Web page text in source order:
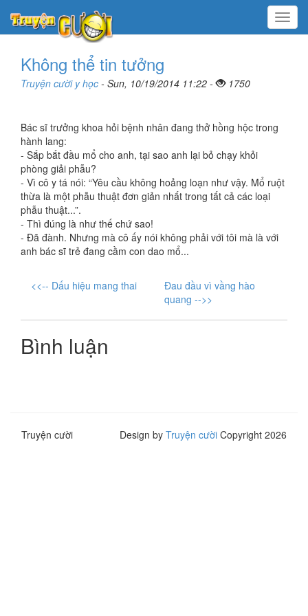
Menu
Không thể tin tưởng
Truyện cười y học - Sun, 10/19/2014 11:22 - 1750
Bác sĩ trưởng khoa hỏi bệnh nhân đang thở hồng hộc trong
hành lang:
- Sắp bắt đầu mổ cho anh, tại sao anh lại bỏ chạy khỏi
phòng giải phẫu?
- Vì cô y tá nói: “Yêu cầu không hoảng loạn như vậy. Mổ ruột
thừa là một phẫu thuật đơn giản nhất trong tất cả các loại
phẫu thuật...”.
- Thì đúng là như thế chứ sao!
- Đã đành. Nhưng mà cô ấy nói không phải với tôi mà là với
anh bác sĩ trẻ đang cầm con dao mổ...
<<-- Dấu hiệu mang thai
Đau đầu vì vầng hào
quang -->>
Bình luận
Truyện cười Design by Truyện cười Copyright 2026